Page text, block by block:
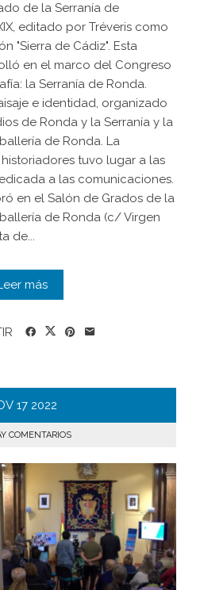
de la Serranía de
editado por Tréveris como
"Sierra de Cádiz". Esta
en el marco del Congreso
la Serranía de Ronda.
e identidad, organizado
de Ronda y la Serranía y la
de Ronda. La
tuvo lugar a las
a las comunicaciones.
en el Salón de Grados de la
de Ronda (c/ Virgen
de...
más
17 2022
COMENTARIOS